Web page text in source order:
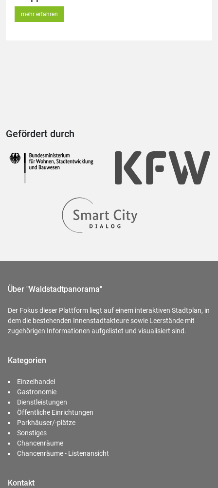
mehr erfahren
Gefördert durch
Über "Waldstadtpanorama"
Der Fokus dieser Plattform liegt auf einem interaktiven Stadtplan, in
dem die bestehenden Innenstadtakteure sowie Leerstände mit
zugehörigen Informationen aufgelistet und visualisiert sind.
Kategorien
Einzelhandel
Gastronomie
Dienstleistungen
Öffentliche Einrichtungen
Parkhäuser/-plätze
Sonstiges
Chancenräume
Chancenräume - Listenansicht
Kontakt